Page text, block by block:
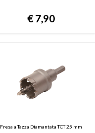
€7,90
Fresa a Tazza Diamantata TCT 25 mm